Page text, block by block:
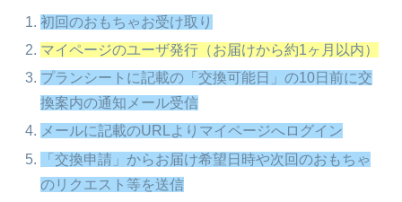
初回のおもちゃお受け取り
マイページのユーザ発行（お届けから約1ヶ月以内）
プランシートに記載の「交換可能日」の10日前に交
換案内の通知メール受信
メールに記載のURLよりマイページへログイン
「交換申請」からお届け希望日時や次回のおもちゃ
のリクエスト等を送信